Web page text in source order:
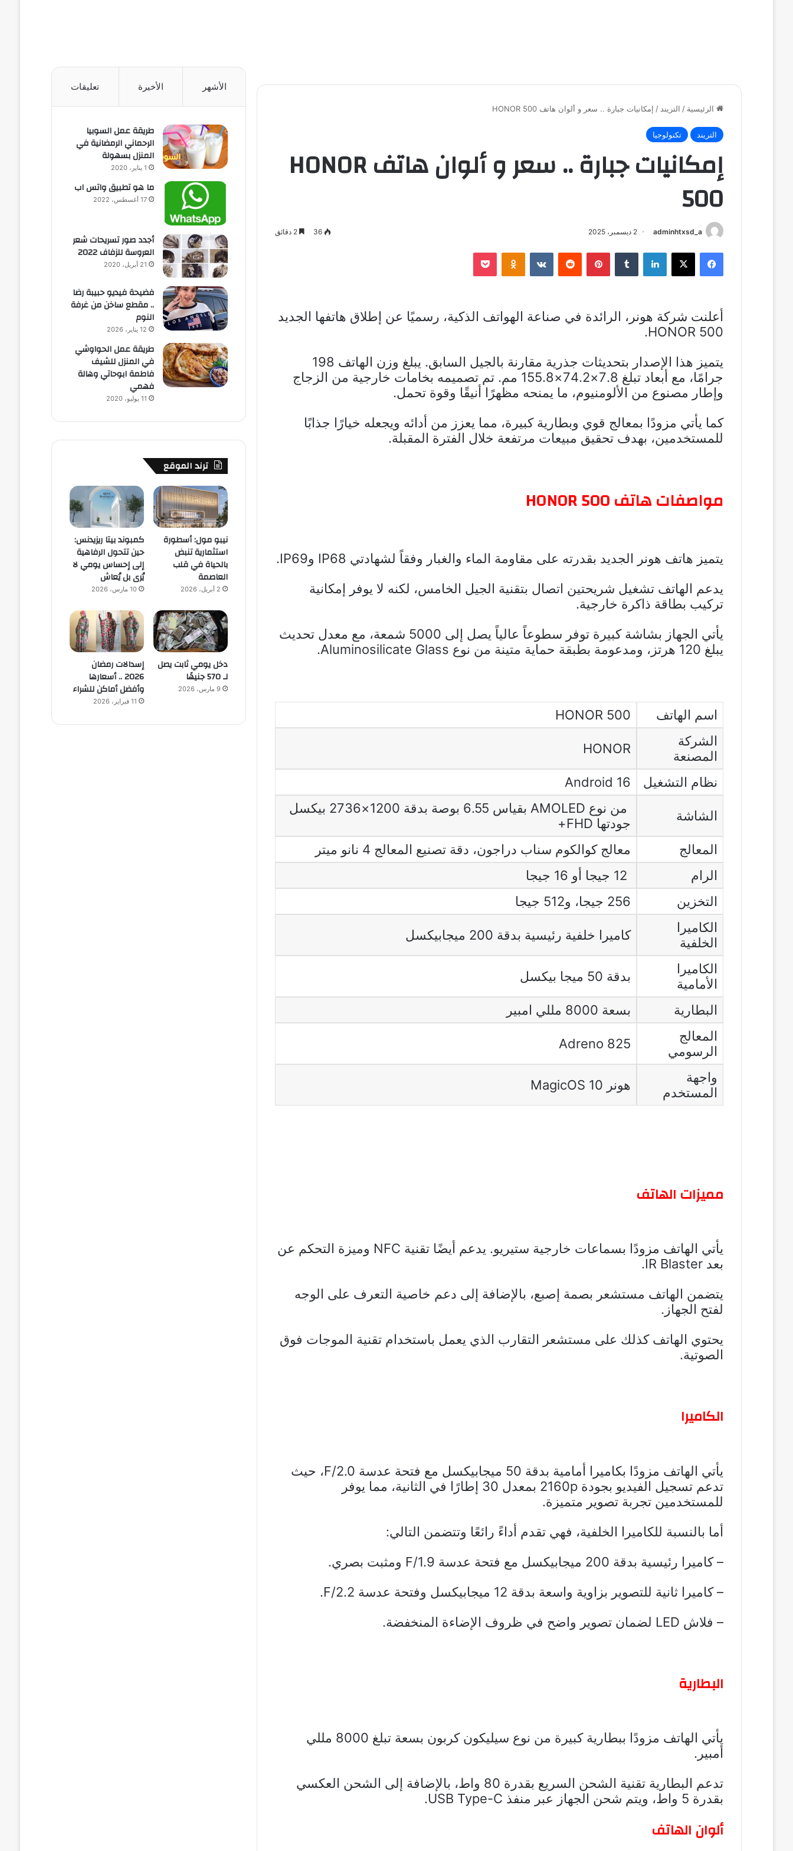
الرئيسية / التريند / إمكانيات جبارة .. سعر و ألوان هاتف HONOR 500
التريند تكنولوجيا
إمكانيات جبارة .. سعر و ألوان هاتف HONOR
500
adminhtxsd_a 2 ديسمبر، 2025 36 2 دقائق
فيسبوك ‫X لينكدإن ‏Tumblr بينتيريست
‏Reddit
‏VKontakte
Odnoklassniki
‫Pocket
أعلنت شركة هونر، الرائدة في صناعة الهواتف الذكية، رسميًا عن إطلاق هاتفها الجديد
HONOR 500.
يتميز هذا الإصدار بتحديثات جذرية مقارنة بالجيل السابق. يبلغ وزن الهاتف 198
جرامًا، مع أبعاد تبلغ 7.8×74.2×155.8 مم. تم تصميمه بخامات خارجية من الزجاج
وإطار مصنوع من الألومنيوم، ما يمنحه مظهرًا أنيقًا وقوة تحمل.
كما يأتي مزودًا بمعالج قوي وبطارية كبيرة، مما يعزز من أدائه ويجعله خيارًا جذابًا
للمستخدمين، بهدف تحقيق مبيعات مرتفعة خلال الفترة المقبلة.
مواصفات هاتف HONOR 500
يتميز هاتف هونر الجديد بقدرته على مقاومة الماء والغبار وفقاً لشهادتي IP68 وIP69.
يدعم الهاتف تشغيل شريحتين اتصال بتقنية الجيل الخامس، لكنه لا يوفر إمكانية
تركيب بطاقة ذاكرة خارجية.
يأتي الجهاز بشاشة كبيرة توفر سطوعاً عالياً يصل إلى 5000 شمعة، مع معدل تحديث
يبلغ 120 هرتز، ومدعومة بطبقة حماية متينة من نوع Aluminosilicate Glass.
اسم الهاتف
HONOR 500
الشركة
المصنعة
HONOR
نظام التشغيل Android 16
الشاشة
من نوع AMOLED بقياس 6.55 بوصة بدقة 1200×2736 بيكسل
جودتها FHD+
المعالج
معالج كوالكوم سناب دراجون، دقة تصنيع المعالج 4 نانو ميتر
الرام
التخزين
256 جيجا، و512 جيجا
الكاميرا
الخلفية
كاميرا خلفية رئيسية بدقة 200 ميجابيكسل
الكاميرا
الأمامية
بدقة 50 ميجا بيكسل
البطارية
بسعة 8000 مللي امبير
المعالج
الرسومي
Adreno 825
واجهة
المستخدم
هونر MagicOS 10
مميزات الهاتف
يأتي الهاتف مزودًا بسماعات خارجية ستيريو. يدعم أيضًا تقنية NFC وميزة التحكم عن
بعد IR Blaster.
يتضمن الهاتف مستشعر بصمة إصبع، بالإضافة إلى دعم خاصية التعرف على الوجه
لفتح الجهاز.
يحتوي الهاتف كذلك على مستشعر التقارب الذي يعمل باستخدام تقنية الموجات فوق
الصوتية.
الكاميرا
يأتي الهاتف مزودًا بكاميرا أمامية بدقة 50 ميجابيكسل مع فتحة عدسة F/2.0، حيث
تدعم تسجيل الفيديو بجودة 2160p بمعدل 30 إطارًا في الثانية، مما يوفر
للمستخدمين تجربة تصوير متميزة.
أما بالنسبة للكاميرا الخلفية، فهي تقدم أداءً رائعًا وتتضمن التالي:
– كاميرا رئيسية بدقة 200 ميجابيكسل مع فتحة عدسة F/1.9 ومثبت بصري.
– كاميرا ثانية للتصوير بزاوية واسعة بدقة 12 ميجابيكسل وفتحة عدسة F/2.2.
– فلاش LED لضمان تصوير واضح في ظروف الإضاءة المنخفضة.
البطارية
يأتي الهاتف مزودًا ببطارية كبيرة من نوع سيليكون كربون بسعة تبلغ 8000 مللي
أمبير.
تدعم البطارية تقنية الشحن السريع بقدرة 80 واط، بالإضافة إلى الشحن العكسي
بقدرة 5 واط، ويتم شحن الجهاز عبر منفذ USB Type-C.
ألوان الهاتف
الأشهر الأخيرة تعليقات
طريقة عمل السوبيا
الرحماني الرمضانية في
المنزل بسهولة
1 يناير، 2020
ما هو تطبيق واتس اب
17 أغسطس، 2022
أجدد صور تسريحات شعر
العروسة للزفاف 2022
21 أبريل، 2020
فضيحة فيديو حبيبة رضا
.. مقطع ساخن من غرفة
النوم
12 يناير، 2026
طريقة عمل الحواوشي
في المنزل للشيف
فاطمة ابوحاتي وهالة
فهمي
11 يوليو، 2020
ترند الموقع
نيبو مول: أسطورة
استثمارية تنبض
بالحياة في قلب
العاصمة
2 أبريل، 2026
كمبوند بيتا ريزيدنس:
حين تتحول الرفاهية
إلى إحساس يومي لا
يُرى بل يُعاش
10 مارس، 2026
دخل يومي ثابت يصل
لـ 570 جنيهًا
9 مارس، 2026
إسدالات رمضان
2026 .. أسعارها
وأفضل أماكن للشراء
11 فبراير، 2026